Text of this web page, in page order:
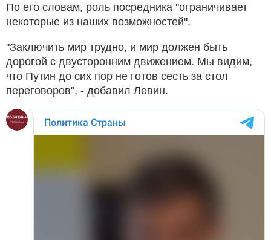
По его словам, роль посредника "ограничивает
некоторые из наших возможностей".
"Заключить мир трудно, и мир должен быть
дорогой с двусторонним движением. Мы видим,
что Путин до сих пор не готов сесть за стол
переговоров", - добавил Левин.